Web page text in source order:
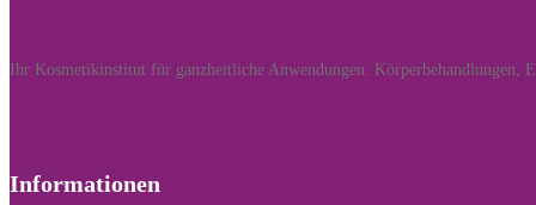
Ihr Kosmetikinstitut für ganzheitliche Anwendungen. Körperbehandlungen,
Informationen